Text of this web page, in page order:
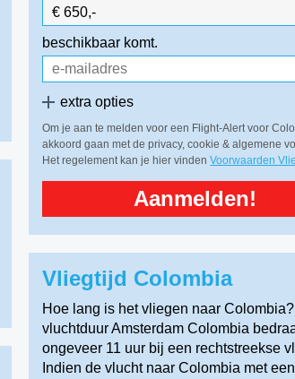
beschikbaar komt.
extra opties
Om je aan te melden voor een Flight-Alert voor
akkoord gaan met de privacy, cookie & algemene
Het regelement kan je hier vindenVoorwaarden
Aanmelden!
Vliegtijd Colombia
Hoe lang is het vliegen naar
vluchtduur Amsterdam Colombia
ongeveer 11 uur bij een rechtstreekse
Indien de vlucht naar Colombia met